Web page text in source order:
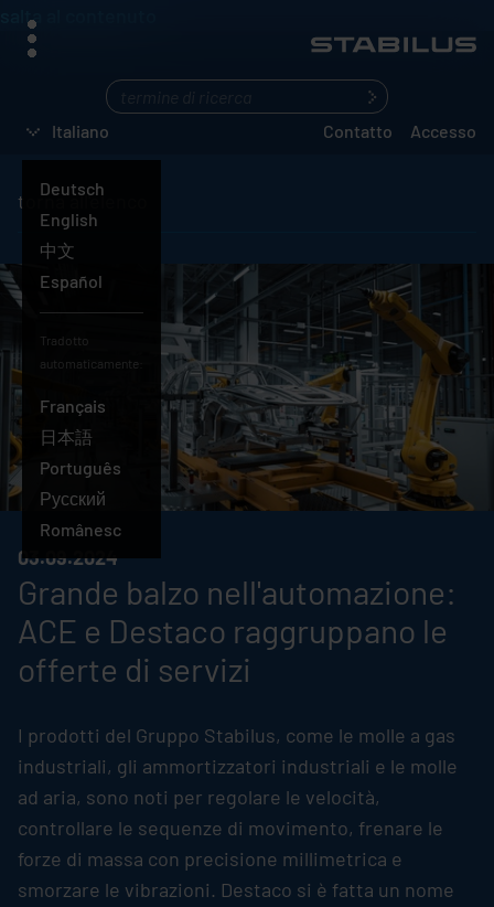
salta al contenuto
menu
Italiano
Deutsch
English
中文
Español
Tradotto
automaticamente:
Français
Italiano
日本語
Português
Русский
Românesc
Contatto Accesso
torna all'elenco
03.09.2024
Grande balzo nell'automazione:
ACE e Destaco raggruppano le
offerte di servizi
I prodotti del Gruppo Stabilus, come le molle a gas
industriali, gli ammortizzatori industriali e le molle
ad aria, sono noti per regolare le velocità,
controllare le sequenze di movimento, frenare le
forze di massa con precisione millimetrica e
smorzare le vibrazioni. Destaco si è fatta un nome
Cosa
state
cercando?